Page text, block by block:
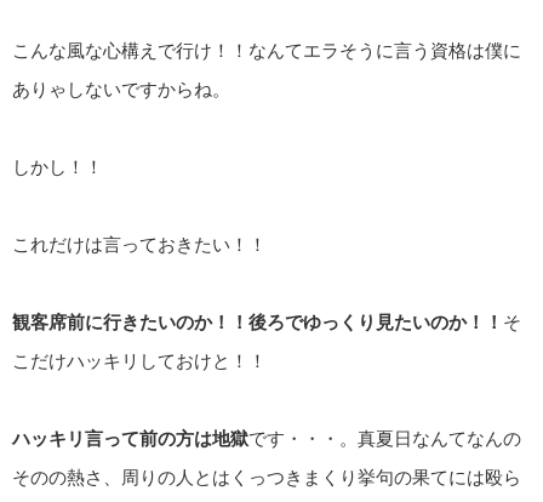
こんな風な心構えで行け！！なんてエラそうに言う資格は僕に
ありゃしないですからね。
しかし！！
これだけは言っておきたい！！
観客席前に行きたいのか！！後ろでゆっくり見たいのか！！ そ
こだけハッキリしておけと！！
ハッキリ言って前の方は地獄です・・・。真夏日なんてなんの
そのの熱さ、周りの人とはくっつきまくり挙句の果てには殴ら